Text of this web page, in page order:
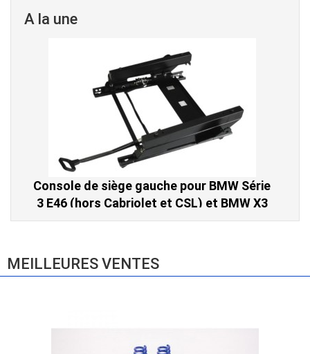
A la une
Console de siège gauche pour BMW Série
3 E46 (hors Cabriolet et CSL) et BMW X3
E83 (2004-2010)
MEILLEURES VENTES